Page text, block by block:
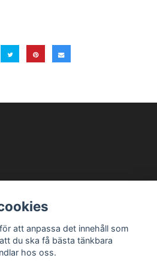
Prenumerera
att anpassa det innehåll som
du ska få bästa tänkbara
hos oss.